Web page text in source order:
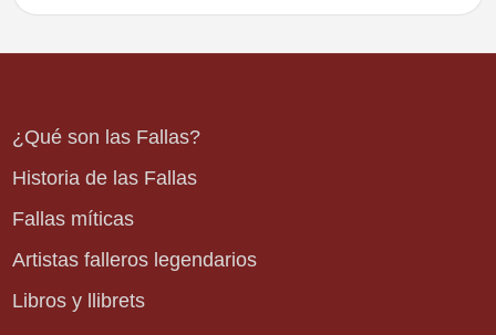
¿Qué son las Fallas?
Historia de las Fallas
Fallas míticas
Artistas falleros legendarios
Libros y llibrets